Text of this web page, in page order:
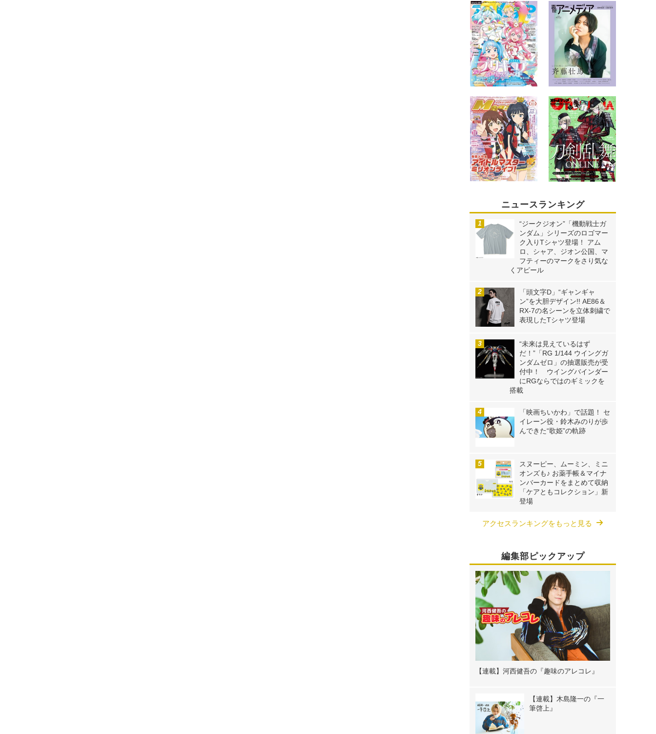
ニュースランキング
“ジークジオン”「機動戦士ガ
ンダム」シリーズのロゴマー
ク入りTシャツ登場！ アム
ロ、シャア、ジオン公国、マ
フティーのマークをさり気な
くアピール
「頭文字D」“ギャンギャ
ン”を大胆デザイン!! AE86＆
RX-7の名シーンを立体刺繍で
表現したTシャツ登場
“未来は見えているはず
だ！”「RG 1/144 ウイングガ
ンダムゼロ」の抽選販売が受
付中！ ウイングバインダー
にRGならではのギミックを
搭載
「映画ちいかわ」で話題！ セ
イレーン役・鈴木みのりが歩
んできた“歌姫”の軌跡
スヌーピー、ムーミン、ミニ
オンズも♪ お薬手帳＆マイナ
ンバーカードをまとめて収納
「ケアともコレクション」新
登場
アクセスランキングをもっと見る
編集部ピックアップ
【連載】河西健吾の『趣味のアレコレ』
【連載】木島隆一の『一
筆啓上』